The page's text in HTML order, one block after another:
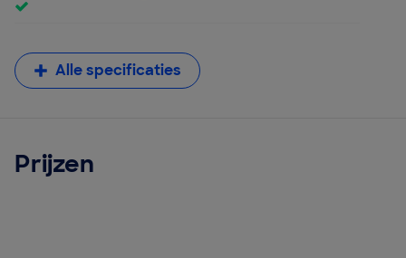
Alle specificaties
Prijzen